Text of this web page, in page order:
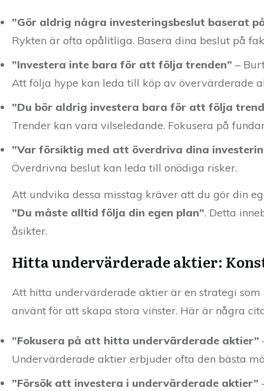
”Gör aldrig några investeringsbeslut baserat
Rykten är ofta opålitliga. Basera dina beslut på
”Investera inte bara för att följa trenden” –
Att följa hype kan leda till köp av övervärderade
”Du bör aldrig investera bara för att följa
Trender kan vara vilseledande. Fokusera på
”Var försiktig med att överdriva dina
Överdrivna beslut kan leda till onödiga risker.
Att undvika dessa misstag kräver att du gör din
”Du måste alltid följa din egen plan”. Detta
åsikter.
Hitta undervärderade aktier:
Att hitta undervärderade aktier är en strategi
använt för att skapa stora vinster. Här är några
”Fokusera på att hitta undervärderade aktier”
Undervärderade aktier erbjuder ofta den bästa
”Försök att investera i undervärderade aktier”